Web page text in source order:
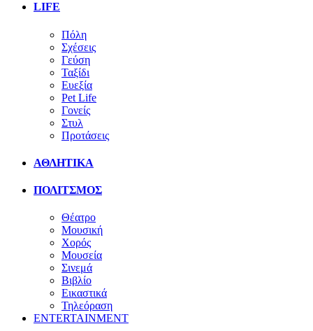
LIFE
Πόλη
Σχέσεις
Γεύση
Ταξίδι
Ευεξία
Pet Life
Γονείς
Στυλ
Προτάσεις
ΑΘΛΗΤΙΚΑ
ΠΟΛΙΤΣΜΟΣ
Θέατρο
Μουσική
Χορός
Μουσεία
Σινεμά
Βιβλίο
Εικαστικά
Τηλεόραση
ENTERTAINMENT